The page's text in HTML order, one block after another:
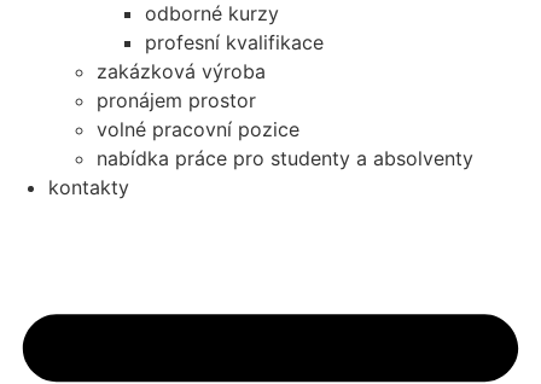
odborné kurzy
profesní kvalifikace
zakázková výroba
pronájem prostor
volné pracovní pozice
nabídka práce pro studenty a absolventy
kontakty